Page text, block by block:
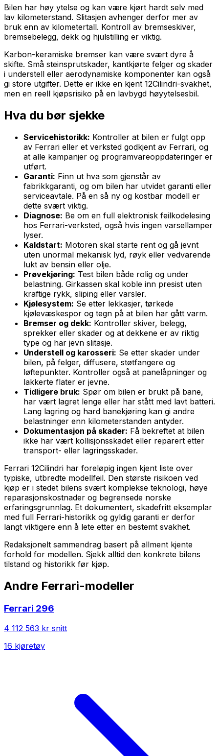
Bilen har høy ytelse og kan være kjørt hardt selv med
lav kilometerstand. Slitasjen avhenger derfor mer av
bruk enn av kilometertall. Kontroll av bremseskiver,
bremsebelegg, dekk og hjulstilling er viktig.
Karbon-keramiske bremser kan være svært dyre å
skifte. Små steinsprutskader, kantkjørte felger og skader
i understell eller aerodynamiske komponenter kan også
gi store utgifter. Dette er ikke en kjent 12Cilindri-svakhet,
men en reell kjøpsrisiko på en lavbygd høyytelsesbil.
Hva du bør sjekke
Servicehistorikk: Kontroller at bilen er fulgt opp
av Ferrari eller et verksted godkjent av Ferrari, og
at alle kampanjer og programvareoppdateringer er
utført.
Garanti: Finn ut hva som gjenstår av
fabrikkgaranti, og om bilen har utvidet garanti eller
serviceavtale. På en så ny og kostbar modell er
dette svært viktig.
Diagnose: Be om en full elektronisk feilkodelesing
hos Ferrari-verksted, også hvis ingen varsellamper
lyser.
Kaldstart: Motoren skal starte rent og gå jevnt
uten unormal mekanisk lyd, røyk eller vedvarende
lukt av bensin eller olje.
Prøvekjøring: Test bilen både rolig og under
belastning. Girkassen skal koble inn presist uten
kraftige rykk, sliping eller varsler.
Kjølesystem: Se etter lekkasjer, tørkede
kjølevæskespor og tegn på at bilen har gått varm.
Bremser og dekk: Kontroller skiver, belegg,
sprekker eller skader og at dekkene er av riktig
type og har jevn slitasje.
Understell og karosseri: Se etter skader under
bilen, på felger, diffusere, støtfangere og
løftepunkter. Kontroller også at panelåpninger og
lakkerte flater er jevne.
Tidligere bruk: Spør om bilen er brukt på bane,
har vært lagret lenge eller har stått med lavt batteri.
Lang lagring og hard banekjøring kan gi andre
belastninger enn kilometerstanden antyder.
Dokumentasjon på skader: Få bekreftet at bilen
ikke har vært kollisjonsskadet eller reparert etter
transport- eller lagringsskader.
Ferrari 12Cilindri har foreløpig ingen kjent liste over
typiske, utbredte modellfeil. Den største risikoen ved
kjøp er i stedet bilens svært komplekse teknologi, høye
reparasjonskostnader og begrensede norske
erfaringsgrunnlag. Et dokumentert, skadefritt eksemplar
med full Ferrari-historikk og gyldig garanti er derfor
langt viktigere enn å lete etter en bestemt svakhet.
Redaksjonelt sammendrag basert på allment kjente
forhold for modellen. Sjekk alltid den konkrete bilens
tilstand og historikk før kjøp.
Andre Ferrari-modeller
Ferrari 296
4 112 563 kr snitt
16 kjøretøy